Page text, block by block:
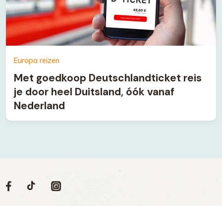
Europa reizen
Met goedkoop Deutschlandticket reis
je door heel Duitsland, óók vanaf
Nederland
Volg
Social
Volg
Volg
Volg